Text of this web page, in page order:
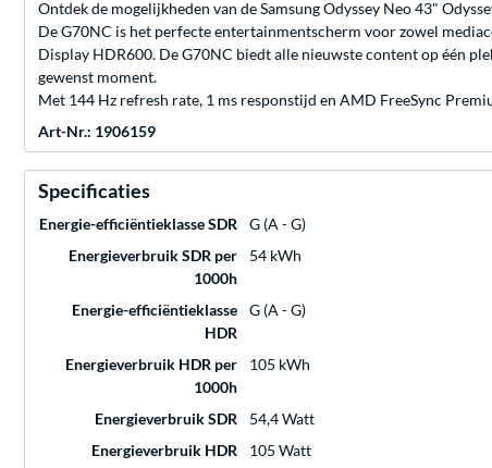
Ontdek de mogelijkheden van de Samsung Odyssey Neo 43"
De G70NC is het perfecte entertainmentscherm voor zowel
Display HDR600. De G70NC biedt alle nieuwste content op één
gewenst moment.
Met 144 Hz refresh rate, 1 ms responstijd en AMD FreeSync
Art-Nr.: 1906159
Specificaties
Energie-efficiëntieklasse SDR
G (A - G)
Energieverbruik SDR per
1000h
54 kWh
Energie-efficiëntieklasse
HDR
G (A - G)
Energieverbruik HDR per
1000h
105 kWh
Energieverbruik SDR
54,4 Watt
Energieverbruik HDR
105 Watt